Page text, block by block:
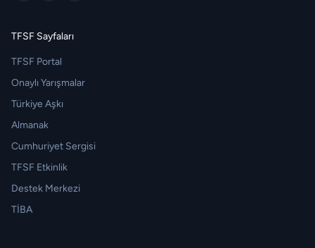
TFSF Sayfaları
TFSF Portal
Onaylı Yarışmalar
Türkiye Aşkı
Almanak
Cumhuriyet Sergisi
TFSF Etkinlik
Destek Merkezi
TİBA